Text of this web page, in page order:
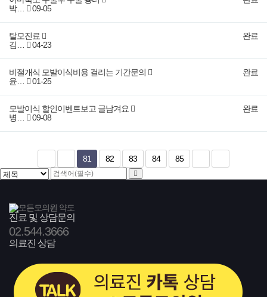
박…
09-05
완료
탈모진료
김…
04-23
완료
비절개식 모발이식비용 걸리는 기간문의
윤…
01-25
완료
모발이식 할인이벤트보고 글남겨요
병…
09-08
81 82 83 84 85
진료 및 상담문의
02.544.3666
의료진 상담